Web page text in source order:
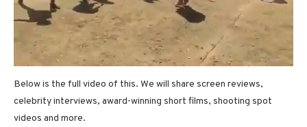
Below is the full video of this. We will share screen reviews,
celebrity interviews, award-winning short films, shooting spot
videos and more.